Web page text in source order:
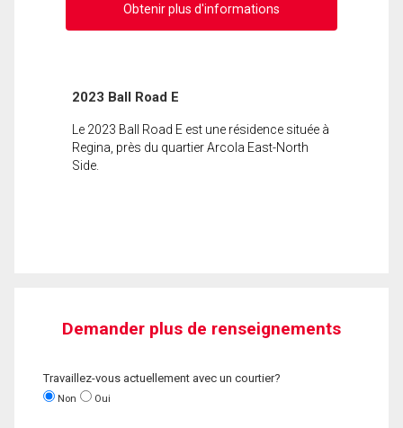
Obtenir plus d'informations
2023 Ball Road E
Le 2023 Ball Road E est une résidence située à
Regina, près du quartier Arcola East-North
Side.
Demander plus de renseignements
Travaillez-vous actuellement avec un courtier?
Non Oui